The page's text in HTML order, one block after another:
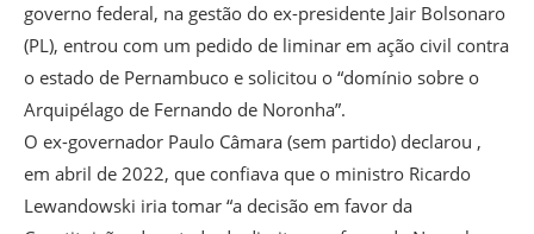
governo federal, na gestão do ex-presidente Jair Bolsonaro
(PL), entrou com um pedido de liminar em ação civil contra
o estado de Pernambuco e solicitou o “domínio sobre o
Arquipélago de Fernando de Noronha”.
O ex-governador Paulo Câmara (sem partido) declarou ,
em abril de 2022, que confiava que o ministro Ricardo
Lewandowski iria tomar “a decisão em favor da